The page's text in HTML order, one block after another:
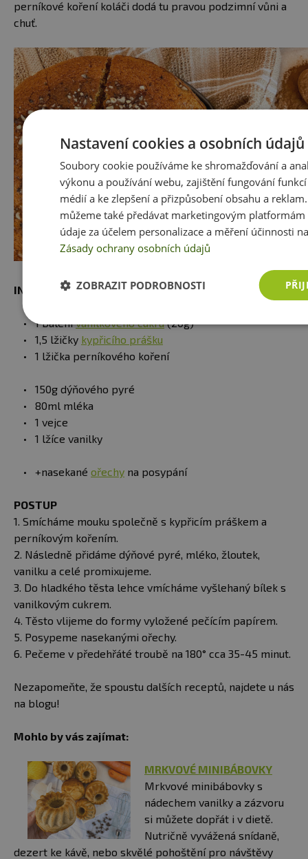
perníkové koření koláči dodá tu pravou podzimní vůni a
chuť.
INGREDIENCE:
1 balenívanilkového cukru(20g)
1,5 lžičky kypřicího prášku
1 lžička perníkového koření
150g dýňového pyré
80ml mléka
1 vejce
1 lžíce vanilky
+nasekané ořechy na posypání
POSTUP
1. Smícháme mouku společně s kypřicím práškem a
perníkovým kořením.
2. Následně přidáme dýňové pyré, mléko, žloutek,
vanilku a celé promixujeme.
3. Do hladkého těsta lehce vmícháme vyšlehaný bílek s
vanilkovým cukrem.
4. Těsto vlijeme do formy vyložené pečícím papírem.
5. Posypeme nasekanými ořechy.
6. Pečeme v předehřáté troubě na 180° cca 35-45 minut.
Nezapomeňte, že spoustu dalších receptů, najdete u nás
na blogu!
Mohlo by vás zajímat:
MRKVOVÉ MINIBÁBOVKY
Mrkvové minibábovky s
nádechem vanilky a zázvoru
si můžete dopřát i v dietě.
Nutričně vyvážená snídaně,
dezert ke kávě, nebo skvělé pohoštění pro návštěvy
Nastavení cookies a osobních údajů
Soubory cookie používáme ke shromažďování a
výkonu a používání webu, zajištění fungování
médií a ke zlepšení a přizpůsobení obsahu a
můžeme také předávat marketingovým
údaje za účelem personalizace a měření účinnosti
Zásady ochrany osobních údajů
ZOBRAZIT PODROBNOSTI